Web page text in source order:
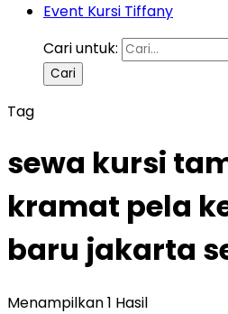
Event Kursi Tiffany
Cari untuk:
Tag
sewa kursi
kramat pela
baru jakarta
Menampilkan 1 Hasil